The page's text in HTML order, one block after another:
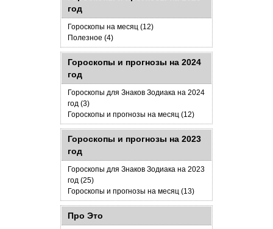
год
Гороскопы на месяц (12)
Полезное (4)
Гороскопы и прогнозы на 2024
год
Гороскопы для Знаков Зодиака на 2024
год (3)
Гороскопы и прогнозы на месяц (12)
Гороскопы и прогнозы на 2023
год
Гороскопы для Знаков Зодиака на 2023
год (25)
Гороскопы и прогнозы на месяц (13)
Про Это